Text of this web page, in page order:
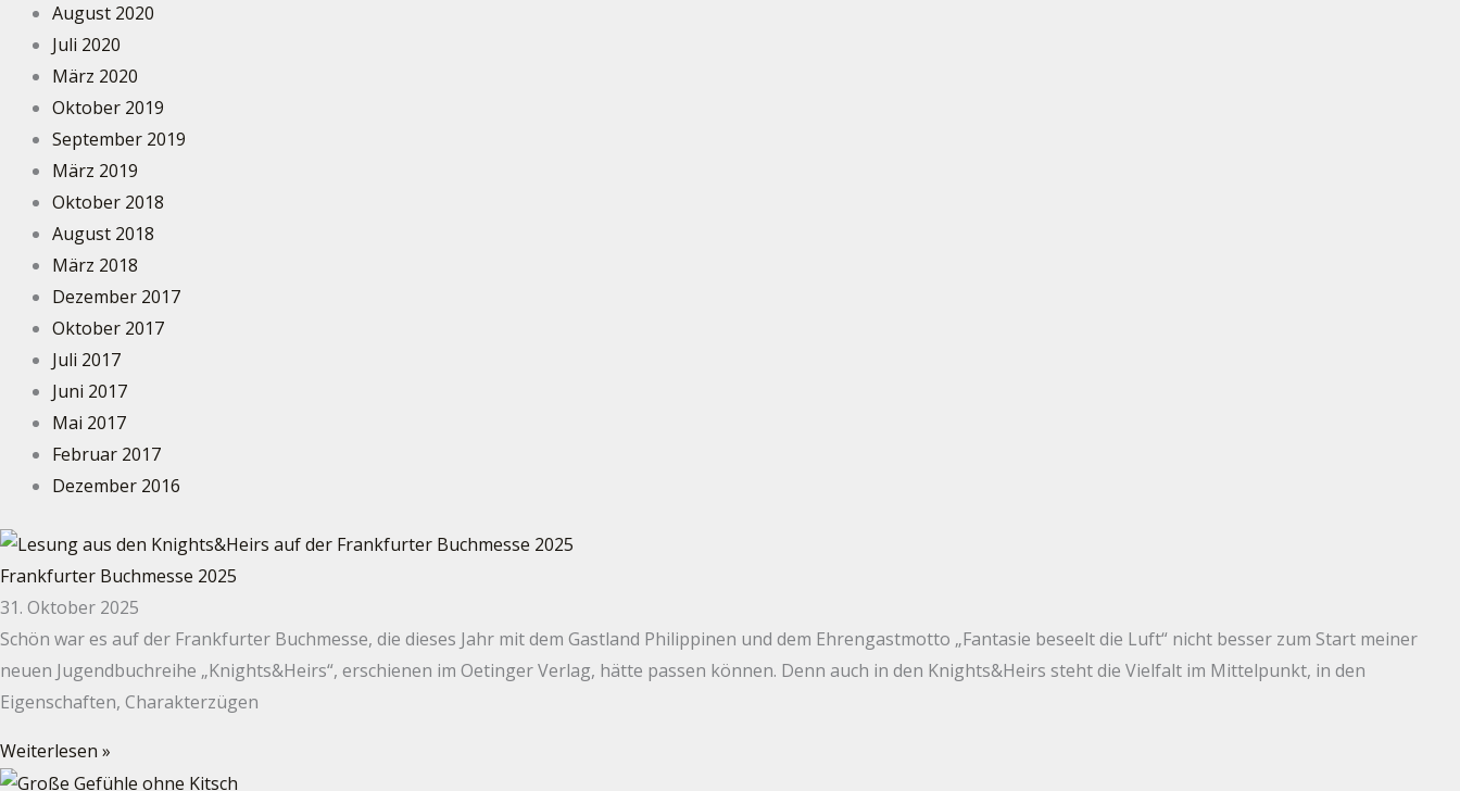
August 2020
Juli 2020
März 2020
Oktober 2019
September 2019
März 2019
Oktober 2018
August 2018
März 2018
Dezember 2017
Oktober 2017
Juli 2017
Juni 2017
Mai 2017
Februar 2017
Dezember 2016
Frankfurter Buchmesse 2025
31. Oktober 2025
Schön war es auf der Frankfurter Buchmesse, die dieses Jahr mit dem Gastland Philippinen und dem Ehrengastmotto „Fantasie beseelt die Luft“ nicht besser zum Start meiner
neuen Jugendbuchreihe „Knights&Heirs“, erschienen im Oetinger Verlag, hätte passen können. Denn auch in den Knights&Heirs steht die Vielfalt im Mittelpunkt, in den
Eigenschaften, Charakterzügen
Weiterlesen »